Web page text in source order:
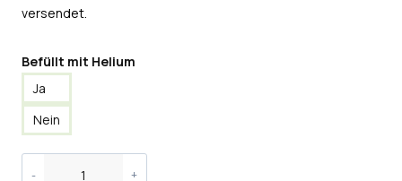
versendet.
Befüllt mit Helium
Ja
Nein